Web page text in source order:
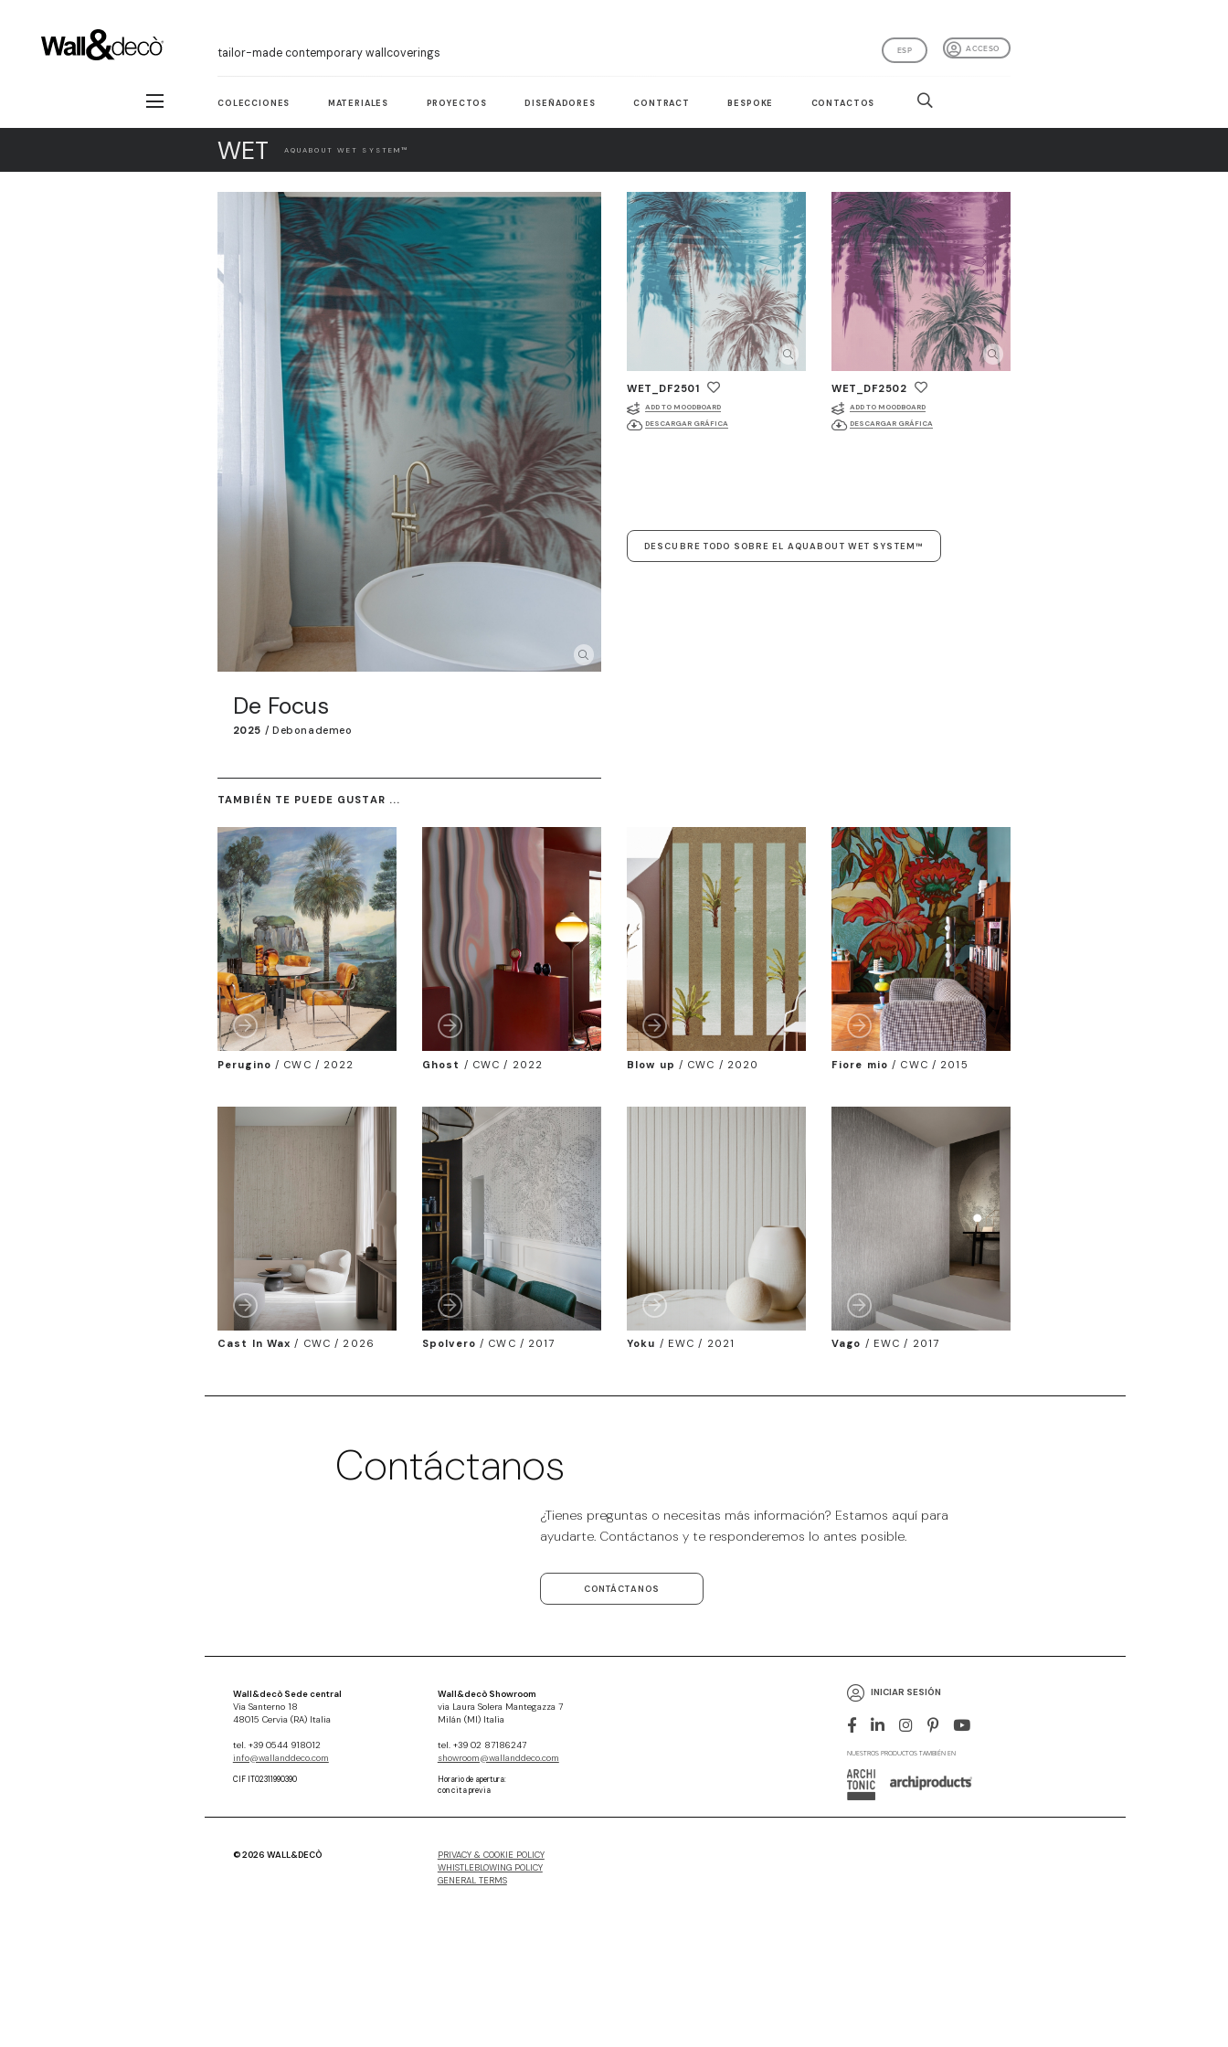
tailor-made contemporary wallcoverings ACCESO
ESP
COLECCIONES MATERIALES PROYECTOS DISEÑADORES CONTRACT BESPOKE CONTACTOS
WET AQUABOUT WET SYSTEM™
De Focus
2025 / Debonademeo
WET_DF2501
ADD TO MOODBOARD
DESCARGAR GRÁFICA
WET_DF2502
ADD TO MOODBOARD
DESCARGAR GRÁFICA
DESCUBRE TODO SOBRE EL AQUABOUT WET SYSTEM™
TAMBIÉN TE PUEDE GUSTAR ...
Perugino / CWC / 2022 Ghost / CWC / 2022 Blow up / CWC / 2020 Fiore mio / CWC / 2015
Cast In Wax / CWC / 2026 Spolvero / CWC / 2017 Yoku / EWC / 2021 Vago / EWC / 2017
Contáctanos
¿Tienes preguntas o necesitas más información? Estamos aquí para
ayudarte. Contáctanos y te responderemos lo antes posible.
CONTÁCTANOS
Wall&decò Sede central
Via Santerno 18
48015 Cervia (RA) Italia
tel. +39 0544 918012
info@wallanddeco.com
CIF IT02311990390
Wall&decò Showroom
via Laura Solera Mantegazza 7
Milán (MI) Italia
tel. +39 02 87186247
showroom@wallanddeco.com
Horario de apertura:
con cita previa
INICIAR SESIÓN
NUESTROS PRODUCTOS TAMBIÉN EN
© 2026 WALL&DECÒ
PRIVACY & COOKIE POLICY
WHISTLEBLOWING POLICY
GENERAL TERMS